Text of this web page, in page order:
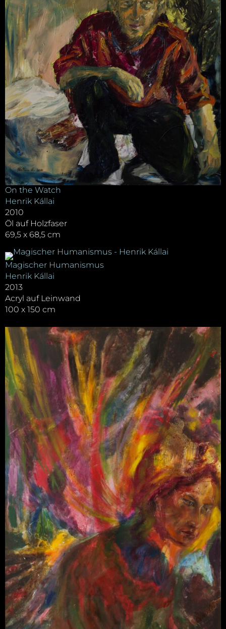
On the Watch
Henrik Kállai
2010
Öl auf Holzfaser
69,5 x 68,5 cm
Magischer Humanismus
Henrik Kállai
2013
Acryl auf Leinwand
100 x 150 cm